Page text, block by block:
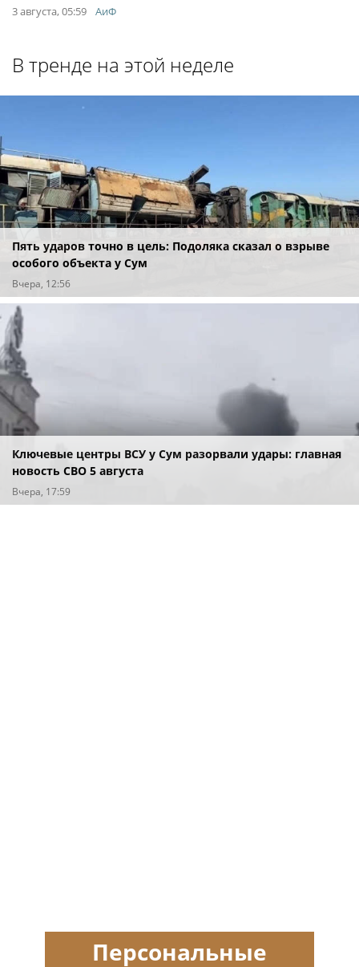
3 августа, 05:59 АиФ
В тренде на этой неделе
Пять ударов точно в цель: Подоляка сказал о взрыве
особого объекта у Сум
Вчера, 12:56
Ключевые центры ВСУ у Сум разорвали удары: главная
новость СВО 5 августа
Вчера, 17:59
Персональные